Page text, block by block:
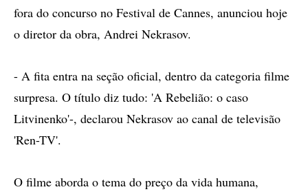
fora do concurso no Festival de Cannes, anunciou hoje
o diretor da obra, Andrei Nekrasov.
- A fita entra na seção oficial, dentro da categoria filme
surpresa. O título diz tudo: 'A Rebelião: o caso
Litvinenko'-, declarou Nekrasov ao canal de televisão
'Ren-TV'.
O filme aborda o tema do preço da vida humana,